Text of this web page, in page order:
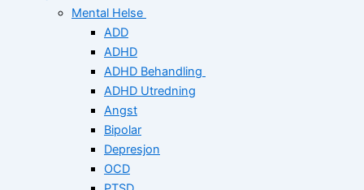
Mental Helse
ADD
ADHD
ADHD Behandling
ADHD Utredning
Angst
Bipolar
Depresjon
OCD